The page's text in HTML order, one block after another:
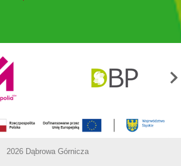
2026 Dąbrowa Górnicza